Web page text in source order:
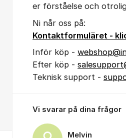
er förståelse och
Ni når oss på:
Kontaktformuläret -
Inför köp -
Efter köp -
Teknisk support -
Vi svarar på dina frågor
Melvin